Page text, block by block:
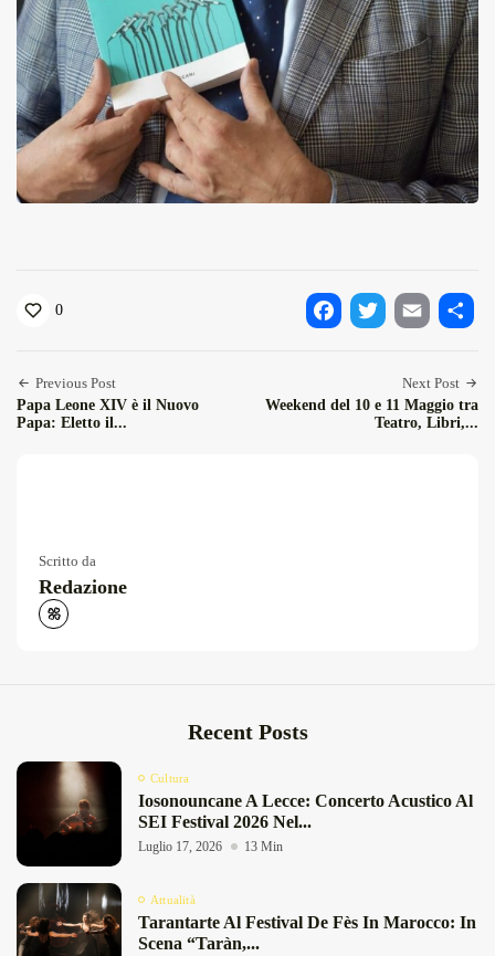
0
Previous Post
Papa Leone XIV è il Nuovo
Papa: Eletto il...
Next Post
Weekend del 10 e 11 Maggio tra
Teatro, Libri,...
Scritto da
Redazione
Recent Posts
Cultura
Iosonouncane A Lecce: Concerto Acustico Al
SEI Festival 2026 Nel...
Luglio 17, 2026 13 Min
Attualità
Tarantarte Al Festival De Fès In Marocco: In
Scena “Taràn,...